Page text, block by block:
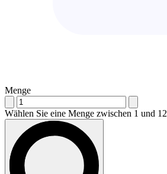
Menge
Wählen Sie eine Menge zwischen 1 und 12